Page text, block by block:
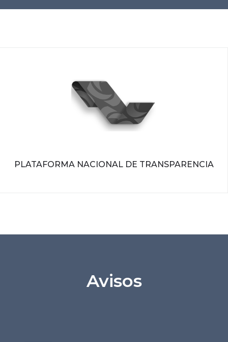
PLATAFORMA NACIONAL DE TRANSPARENCIA
Avisos